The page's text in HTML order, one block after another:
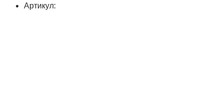
Артикул: